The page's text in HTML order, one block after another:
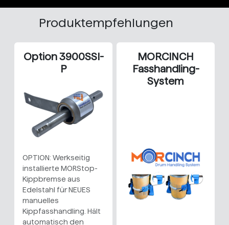
Produktempfehlungen
Option 3900SSI-
P
OPTION: Werkseitig
installierte MORStop-
Kippbremse aus
Edelstahl für NEUES
manuelles
Kippfasshandling. Hält
automatisch den
MORCINCH
Fasshandling-
System